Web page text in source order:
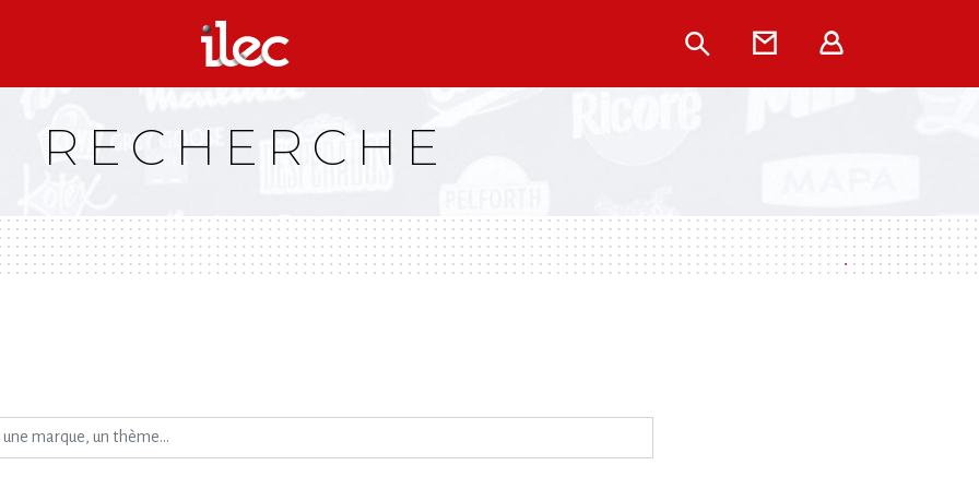
Rechercher
Contact
RECHERCHE